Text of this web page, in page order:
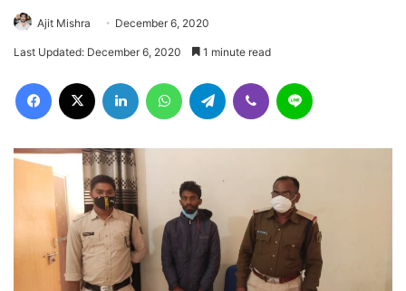
Ajit Mishra December 6, 2020
Last Updated: December 6, 2020 1 minute read
Facebook LinkedIn WhatsAppTelegram Viber